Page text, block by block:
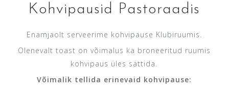
Kohvipausid Pastoraadis
Enamjaolt serveerime kohvipause Klubiruumis.
Olenevalt toast on võimalus ka broneeritud ruumis
kohvipaus üles sättida.
Võimalik tellida erinevaid kohvipause: